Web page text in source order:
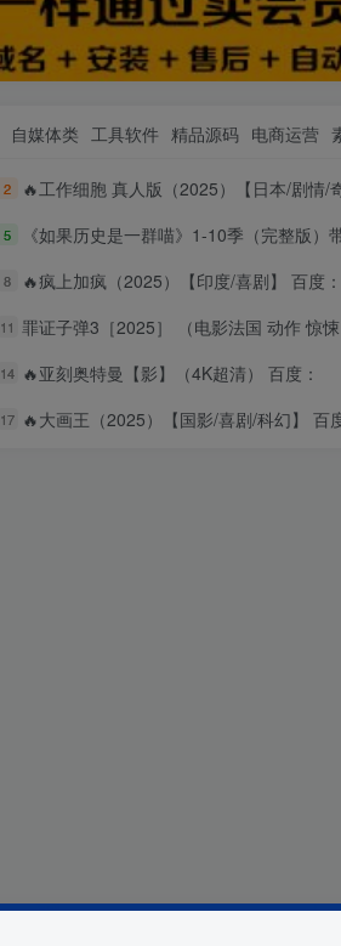
自媒体类 工具软件 精品源码 电商运营
2 🔥工作细胞 真人版（2025）【日本/剧情/
5 《如果历史是一群喵》1-10季（完整版）
8 🔥疯上加疯（2025）【印度/喜剧】 百度：
11 罪证子弹3［2025］ （电影法国 动作 惊悚
14 🔥亚刻奥特曼【影】（4K超清） 百度：
17 🔥大画王（2025）【国影/喜剧/科幻】 百